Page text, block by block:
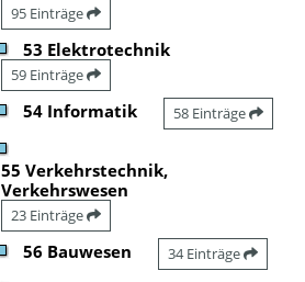
95 Einträge
53 Elektrotechnik
59 Einträge
54 Informatik 58 Einträge
55 Verkehrstechnik,
Verkehrswesen
23 Einträge
56 Bauwesen 34 Einträge